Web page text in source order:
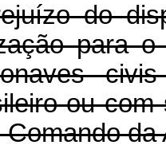
do
para
ou
da